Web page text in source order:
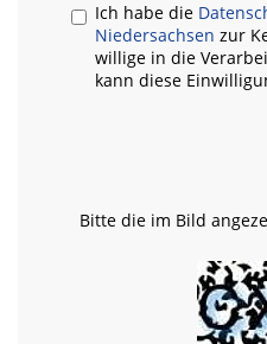
Ich habe die
Niedersachsen zur
willige in die
kann diese
Bitte die im Bild